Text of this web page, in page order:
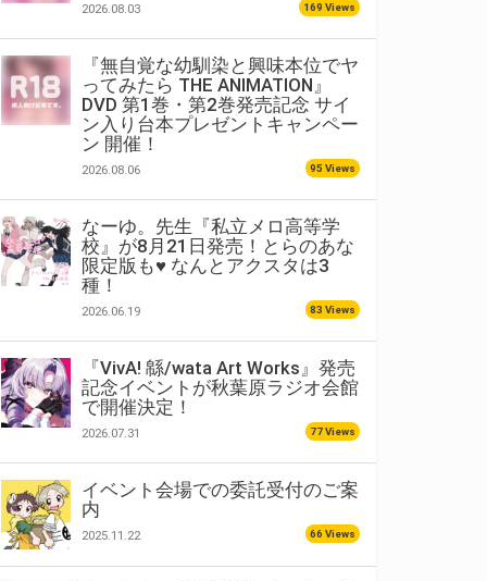
2026.08.03 169 Views
『無自覚な幼馴染と興味本位でヤ
ってみたら THE ANIMATION』
DVD 第1巻・第2巻発売記念 サイ
ン入り台本プレゼントキャンペー
ン 開催！
2026.08.06 95 Views
なーゆ。先生『私立メロ高等学
校』が8月21日発売！とらのあな
限定版も♥ なんとアクスタは3
種！
2026.06.19 83 Views
『VivA! 緜/wata Art Works』発売
記念イベントが秋葉原ラジオ会館
で開催決定！
2026.07.31 77 Views
イベント会場での委託受付のご案
内
2025.11.22 66 Views